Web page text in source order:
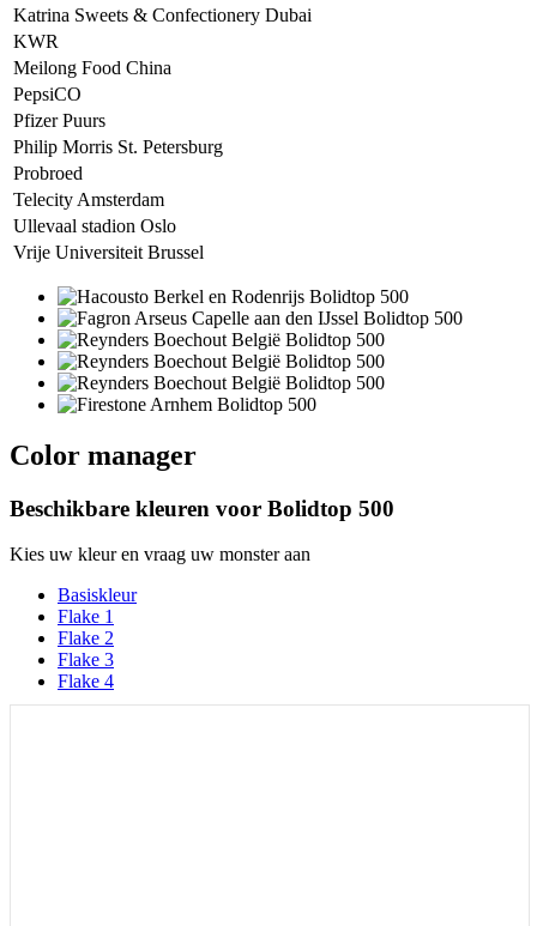
Katrina Sweets & Confectionery Dubai
KWR
Meilong Food China
PepsiCO
Pfizer Puurs
Philip Morris St. Petersburg
Probroed
Telecity Amsterdam
Ullevaal stadion Oslo
Vrije Universiteit Brussel
Color manager
Beschikbare kleuren voor Bolidtop 500
Kies uw kleur en vraag uw monster aan
Basiskleur
Flake 1
Flake 2
Flake 3
Flake 4